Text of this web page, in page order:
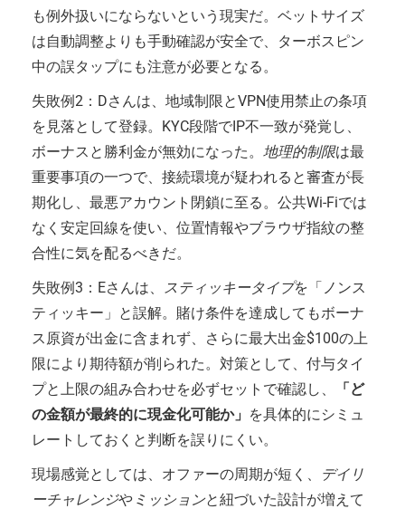
も例外扱いにならないという現実だ。ベットサイズ
は自動調整よりも手動確認が安全で、ターボスピン
中の誤タップにも注意が必要となる。
失敗例2：Dさんは、地域制限とVPN使用禁止の条項
を見落として登録。KYC段階でIP不一致が発覚し、
ボーナスと勝利金が無効になった。 地理的制限は最
重要事項の一つで、接続環境が疑われると審査が長
期化し、最悪アカウント閉鎖に至る。公共Wi-Fiでは
なく安定回線を使い、位置情報やブラウザ指紋の整
合性に気を配るべきだ。
失敗例3：Eさんは、 スティッキータイプを「ノンス
ティッキー」と誤解。賭け条件を達成してもボーナ
ス原資が出金に含まれず、さらに最大出金$100の上
限により期待額が削られた。対策として、付与タイ
プと上限の組み合わせを必ずセットで確認し、
「ど
の金額が最終的に現金化可能か」 を具体的にシミュ
レートしておくと判断を誤りにくい。
現場感覚としては、オファーの周期が短く、
デイリ
ーチャレンジや ミッションと紐づいた設計が増えて